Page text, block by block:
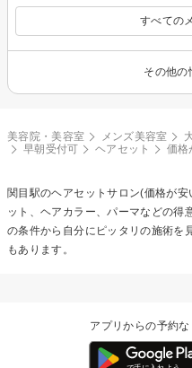
すべての
その他の
美容院・美容室 メンズ美容室
早朝受付可
ヘアセット 価格
関目駅のヘアセットサロン(価格が安
ット、ヘアカラー、パーマなどの得
の条件から自分にピッタリの施術を
もあります。
アプリからの予約な